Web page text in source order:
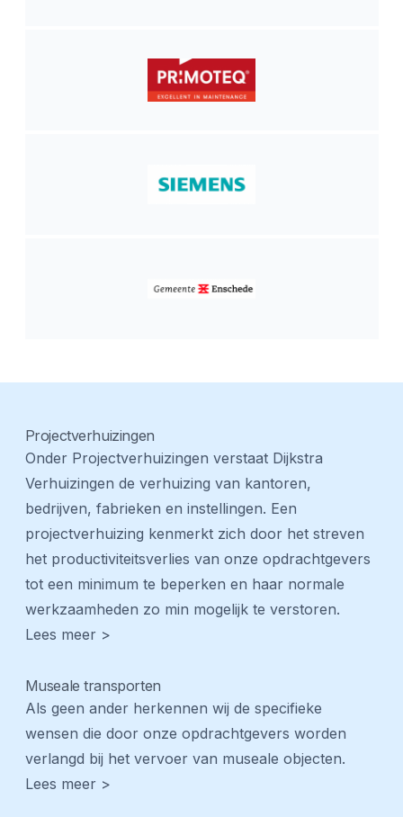
Projectverhuizingen
Onder Projectverhuizingen verstaat Dijkstra
Verhuizingen de verhuizing van kantoren,
bedrijven, fabrieken en instellingen. Een
projectverhuizing kenmerkt zich door het streven
het productiviteitsverlies van onze opdrachtgevers
tot een minimum te beperken en haar normale
werkzaamheden zo min mogelijk te verstoren.
Lees meer >
Museale transporten
Als geen ander herkennen wij de specifieke
wensen die door onze opdrachtgevers worden
verlangd bij het vervoer van museale objecten.
Lees meer >